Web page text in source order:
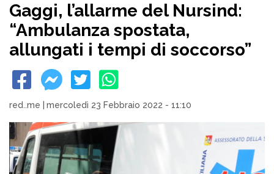
Gaggi, l’allarme del Nursind:
“Ambulanza spostata,
allungati i tempi di soccorso”
red..me mercoledì 23 Febbraio 2022 - 11:10